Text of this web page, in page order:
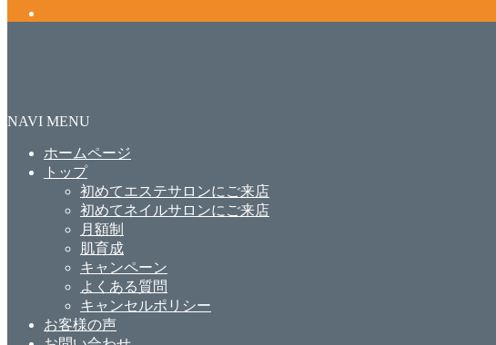
NAVI MENU
ホームページ
トップ
初めてエステサロンにご来店
初めてネイルサロンにご来店
月額制
肌育成
キャンペーン
よくある質問
キャンセルポリシー
お客様の声